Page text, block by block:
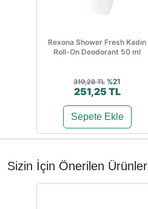
Rexona Shower Fresh Kadın
Roll-On Deodorant 50 ml
319,28 TL %21
251,25 TL
Sepete Ekle
Sizin İçin Önerilen Ürünler